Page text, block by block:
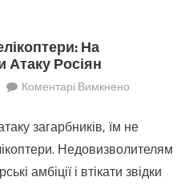
На
Атаку Росіян
Коментарі Вимкненодо
допомогли
навіть
загарбників, їм не
Недовизволителям
амбіції і втікати звідки